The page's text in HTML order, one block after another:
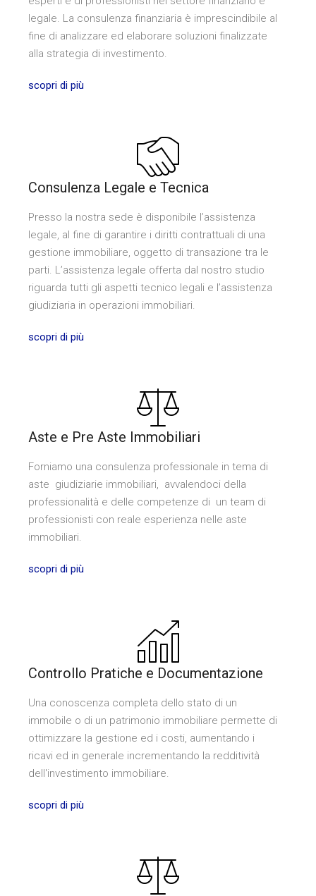
legale. La consulenza finanziaria è imprescindibile al
fine di analizzare ed elaborare soluzioni finalizzate
alla strategia di investimento.
scopri di più
Consulenza Legale e Tecnica
Presso la nostra sede è disponibile l’assistenza
legale, al fine di garantire i diritti contrattuali di una
gestione immobiliare, oggetto di transazione tra le
parti. L’assistenza legale offerta dal nostro studio
riguarda tutti gli aspetti tecnico legali e l’assistenza
giudiziaria in operazioni immobiliari.
scopri di più
Aste e Pre Aste Immobiliari
Forniamo una consulenza professionale in tema di
aste giudiziarie immobiliari, avvalendoci della
professionalità e delle competenze di un team di
professionisti con reale esperienza nelle aste
immobiliari.
scopri di più
Controllo Pratiche e Documentazione
Una conoscenza completa dello stato di un
immobile o di un patrimonio immobiliare permette di
ottimizzare la gestione ed i costi, aumentando i
ricavi ed in generale incrementando la redditività
dell'investimento immobiliare.
scopri di più